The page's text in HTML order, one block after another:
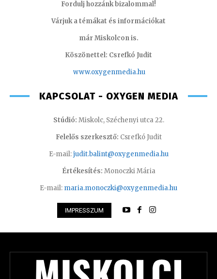
Fordulj hozzánk bizalommal!
Várjuk a témákat és információkat
már Miskolcon is.
Köszönettel: Csrefkó Judit
www.oxygenmedia.hu
KAPCSOLAT - OXYGEN MEDIA
Stúdió: Miskolc, Széchenyi utca 22.
Felelős szerkesztő: Csrefkó Judit
E-mail:judit.balint@oxygenmedia.hu
Értékesítés: Monoczki Mária
E-mail: maria.monoczki@oxygenmedia.hu
IMPRESSZUM